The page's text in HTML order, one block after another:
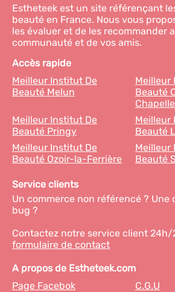
Estheteek est un site référençant
beauté en France. Nous vous
les évaluer et de les recommander
communauté et de vos amis.
Accès rapide
Meilleur Institut De
Beauté Melun
Meilleur
Beauté
Chapelle
Meilleur Institut De
Beauté Pringy
Meilleur
Beauté
Meilleur Institut De
Beauté Ozoir-la-Ferrière
Meilleur
Beauté
Service clients
Un commerce non référencé ? Une
bug ?
Contactez notre service client
formulaire de contact
A propos de Estheteek.com
Page Facebok
C.G.U